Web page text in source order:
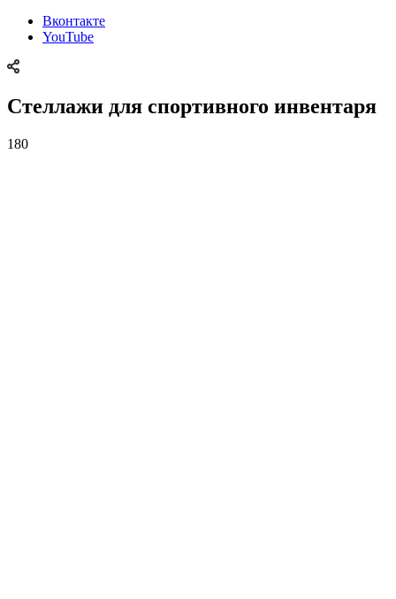
Вконтакте
YouTube
Стеллажи для спортивного инвентаря
180